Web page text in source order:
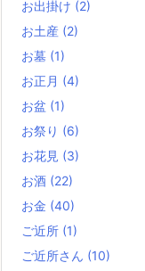
お出掛け (2)
お土産 (2)
お墓 (1)
お正月 (4)
お盆 (1)
お祭り (6)
お花見 (3)
お酒 (22)
お金 (40)
ご近所 (1)
ご近所さん (10)